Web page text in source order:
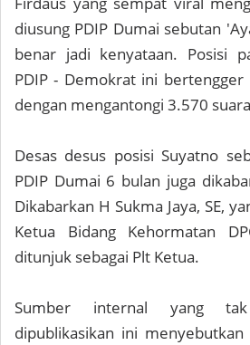
diusung PDIP Dumai sebutan
benar jadi kenyataan. Posisi
PDIP - Demokrat ini
dengan mengantongi 3.570
Desas desus posisi Suyatno
PDIP Dumai 6 bulan juga
Dikabarkan H Sukma Jaya, SE,
Ketua Bidang Kehormatan
ditunjuk sebagai Plt Ketua.
Sumber internal yang
dipublikasikan ini